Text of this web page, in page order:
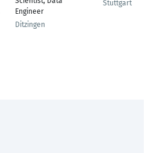
Engineer
Ditzingen
Stuttgart